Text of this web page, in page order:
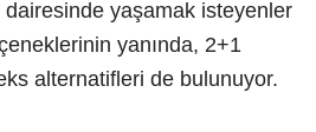
yaşamak isteyenler
yanında, 2+1
alternatifleri de bulunuyor.